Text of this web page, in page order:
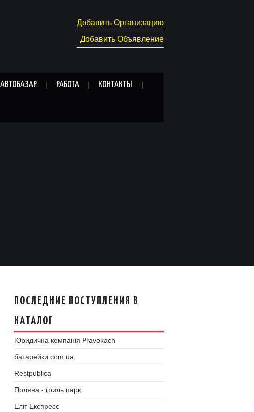
Добавить Организацию
Добавить Объявление
АВТОБАЗАР РАБОТА КОНТАКТЫ
ПОСЛЕДНИЕ ПОСТУПЛЕНИЯ В
КАТАЛОГ
Юридична компанія Pravokach
батарейки.com.ua
Restpublica
Поляна - гриль парк
Еліт Експресс